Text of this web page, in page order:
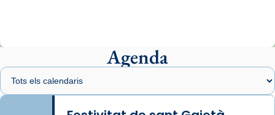
Arquebisbat de Barcelona
1 week ago
Memòria de les santes Juliana i
Semproniana, verges i màrtirs.
Agenda